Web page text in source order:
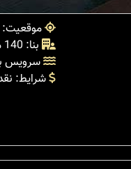
بنا: 140 متر
سرویس
شرایط: